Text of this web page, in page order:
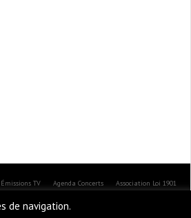
Émissions TV Agenda Concerts Association Loi 1901
de navigation.